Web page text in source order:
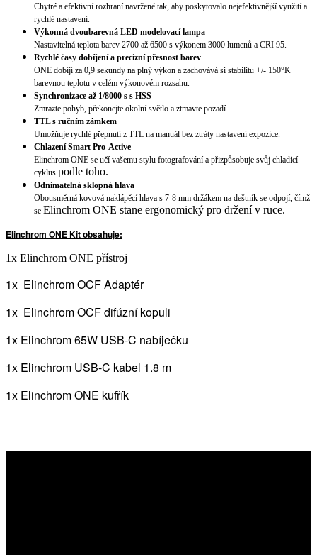
Chytré a efektivní rozhraní navržené tak, aby poskytovalo nejefektivnější využití a
rychlé nastavení.
Výkonná dvoubarevná LED modelovací lampa
Nastavitelná teplota barev 2700 až 6500 s výkonem 3000 lumenů a CRI 95.
Rychlé časy dobíjení a precizní přesnost barev
ONE dobíjí za 0,9 sekundy na plný výkon a zachovává si stabilitu +/- 150°K
barevnou teplotu v celém výkonovém rozsahu.
Synchronizace až 1/8000 s s HSS
Zmrazte pohyb, překonejte okolní světlo a ztmavte pozadí.
TTL s ručním zámkem
Umožňuje rychlé přepnutí z TTL na manuál bez ztráty nastavení expozice.
Chlazení Smart Pro-Active
Elinchrom ONE se učí vašemu stylu fotografování a přizpůsobuje svůj chladicí
cyklus podle toho.
Odnímatelná sklopná hlava
Obousměrná kovová naklápěcí hlava s 7-8 mm držákem na deštník se odpojí, čímž
se Elinchrom ONE stane ergonomický pro držení v ruce.
Elinchrom ONE Kit obsahuje:
1x Elinchrom ONE přístroj
1x Elinchrom OCF Adaptér
1x Elinchrom OCF difúzní kopuli
1x Elinchrom 65W USB-C nabíječku
1x Elinchrom USB-C kabel 1.8 m
1x Elinchrom ONE kufřík